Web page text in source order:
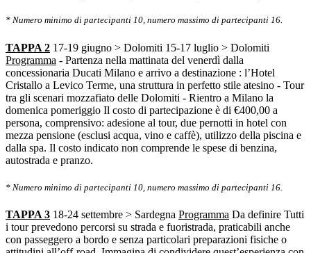
* Numero minimo di partecipanti 10, numero massimo di partecipanti 16.
TAPPA 2 17-19 giugno > Dolomiti 15-17 luglio > Dolomiti
Programma - Partenza nella mattinata del venerdì dalla
concessionaria Ducati Milano e arrivo a destinazione : l’Hotel
Cristallo a Levico Terme, una struttura in perfetto stile atesino - Tour
tra gli scenari mozzafiato delle Dolomiti - Rientro a Milano la
domenica pomeriggio Il costo di partecipazione è di €400,00 a
persona, comprensivo: adesione al tour, due pernotti in hotel con
mezza pensione (esclusi acqua, vino e caffè), utilizzo della piscina e
dalla spa. Il costo indicato non comprende le spese di benzina,
autostrada e pranzo.
* Numero minimo di partecipanti 10, numero massimo di partecipanti 16.
TAPPA 3 18-24 settembre > Sardegna Programma Da definire Tutti
i tour prevedono percorsi su strada e fuoristrada, praticabili anche
con passeggero a bordo e senza particolari preparazioni fisiche o